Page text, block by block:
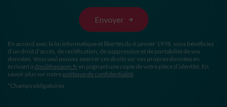
En accord avec la loi informatique et libertés du 6 janvier 1978, vous bénéficiez
d’un droit d’accès, de rectification, de suppression et de portabilité de vos
données. Vous seul pouvez exercer ces droits sur vos propres données en
écrivant à dpo@hexaom.fr en joignant une copie de votre pièce d’identité. En
savoir plus sur notre politique de confidentialité.
*Champs obligatoires